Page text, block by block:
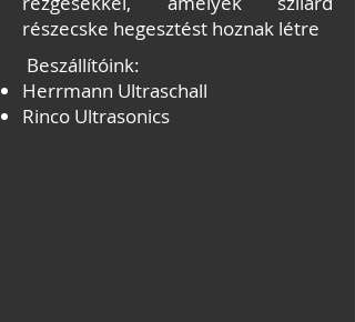
részecske hegesztést hoznak létre
Beszállítóink:
Herrmann Ultraschall
Rinco Ultrasonics